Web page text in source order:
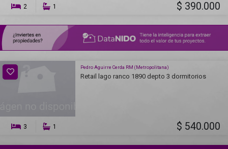
2 1 $ 390.000
Pedro Aguirre Cerda RM (Metropolitana)
Retail lago ranco 1890 depto 3 dormitorios
3 1 $ 540.000